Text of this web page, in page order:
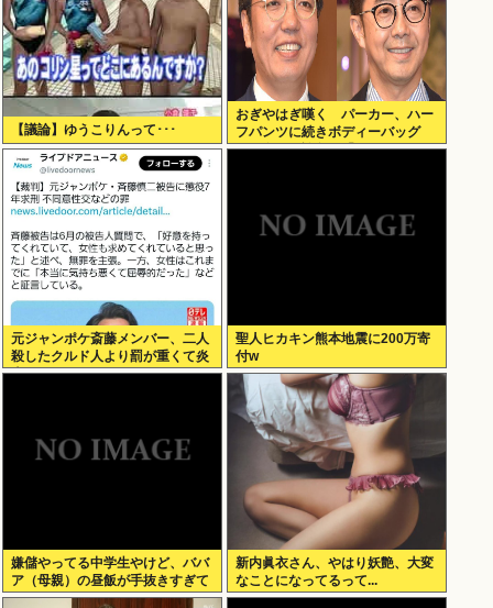
【議論】ゆうこりんって･･･
おぎやはぎ嘆く パーカー、ハー
フパンツに続きボディーバッグ
も“ダサい”論争に「なんでおじさ
元ジャンポケ斎藤メンバー、二人
殺したクルド人より罰が重くて炎
上www
聖人ヒカキン熊本地震に200万寄
付w
嫌儲やってる中学生やけど、ババ
ア（母親）の昼飯が手抜きすぎて
キレそう
新内眞衣さん、やはり妖艶、大変
なことになってるって...